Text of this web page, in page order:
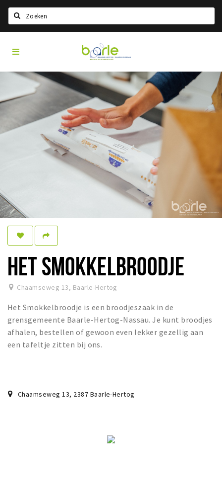
Home
Events
Information
About Baarle
Visit Baarle Shop
Eat
Drink
Sleap
Shopping
Experience
Museum and theatre
Nature
Visit
Baarle
HET SMOKKELBROODJE
Chaamseweg 13, Baarle-Hertog
Het Smokkelbroodje is een broodjeszaak in de
grensgemeente Baarle-Hertog-Nassau. Je kunt broodjes
afhalen, bestellen of gewoon even lekker gezellig aan
een tafeltje zitten bij ons.
Chaamseweg 13, 2387 Baarle-Hertog